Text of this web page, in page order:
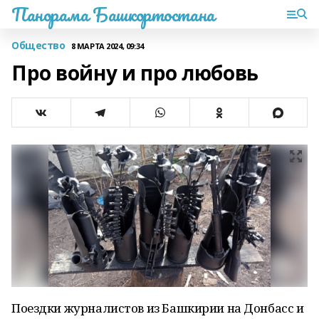
Панорама Башкортостана
Общество 8 МАРТА 2024, 09:34
Про войну и про любовь
Поездки журналистов из Башкирии на Донбасс и